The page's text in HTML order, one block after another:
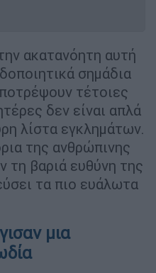
ακατανόητη αυτή
σημάδια
τέτοιες
δεν είναι απλά
λίστα εγκλημάτων.
της ανθρώπινης
τη βαριά ευθύνη της
τα πιο ευάλωτα
μια